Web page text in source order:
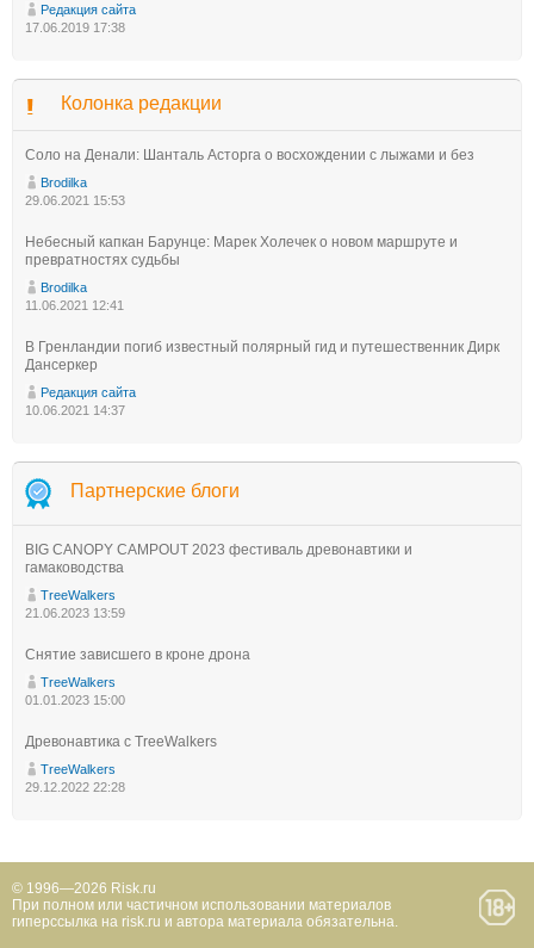
Редакция сайта
17.06.2019 17:38
Колонка редакции
Соло на Денали: Шанталь Асторга о восхождении с лыжами и без
Brodilka
29.06.2021 15:53
Небесный капкан Барунце: Марек Холечек о новом маршруте и
превратностях судьбы
Brodilka
11.06.2021 12:41
В Гренландии погиб известный полярный гид и путешественник Дирк
Дансеркер
Редакция сайта
10.06.2021 14:37
Партнерские блоги
BIG CANOPY CAMPOUT 2023 фестиваль древонавтики и
гамаководства
TreeWalkers
21.06.2023 13:59
Снятие зависшего в кроне дрона
TreeWalkers
01.01.2023 15:00
Древонавтика с TreeWalkers
TreeWalkers
29.12.2022 22:28
© 1996—2026 Risk.ru
При полном или частичном использовании материалов
гиперссылка на risk.ru и автора материала обязательна.